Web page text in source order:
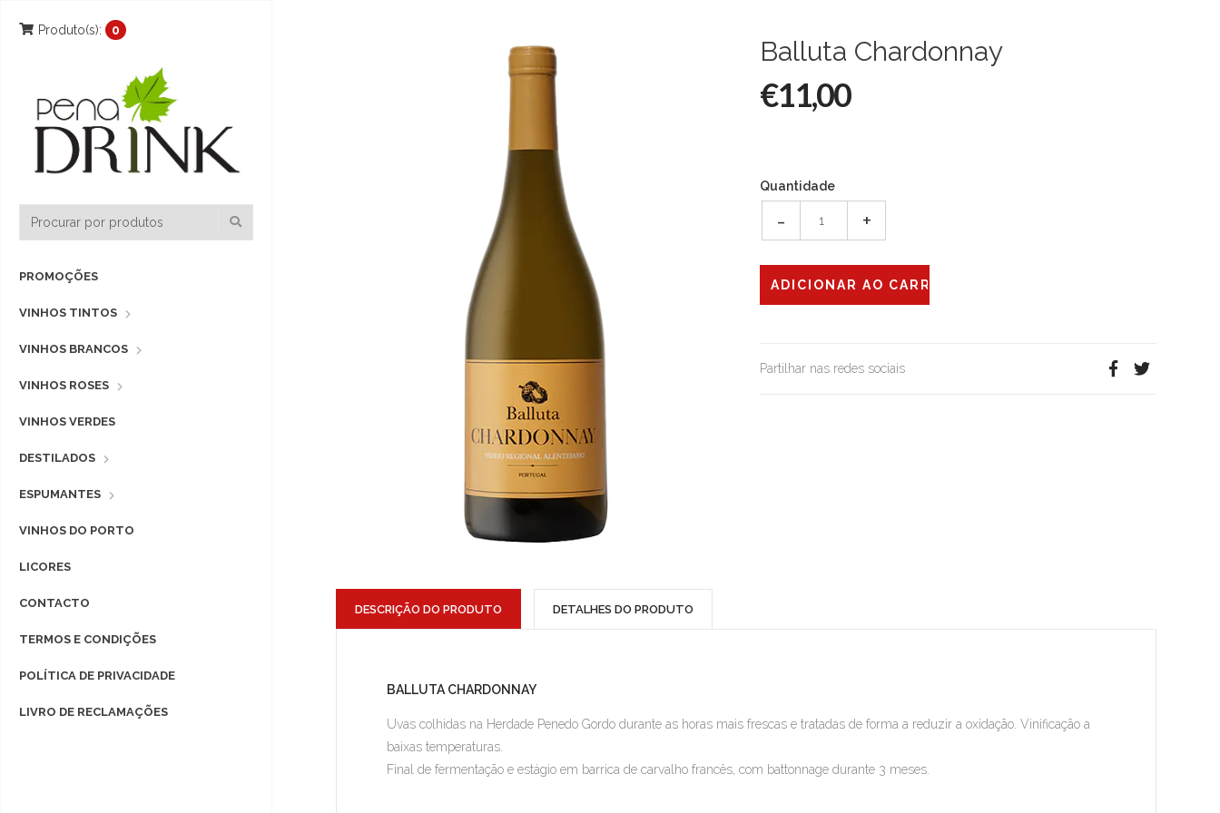
Produto(s): 0
PROMOÇÕES
VINHOS TINTOS
VINHOS BRANCOS
VINHOS ROSES
VINHOS VERDES
DESTILADOS
ESPUMANTES
VINHOS DO PORTO
LICORES
CONTACTO
TERMOS E CONDIÇÕES
POLÍTICA DE PRIVACIDADE
LIVRO DE RECLAMAÇÕES
Balluta Chardonnay
€11,00
Quantidade
- +
Partilhar nas redes sociais
DESCRIÇÃO DO PRODUTO DETALHES DO PRODUTO
BALLUTA CHARDONNAY
Uvas colhidas na Herdade Penedo Gordo durante as horas mais frescas e tratadas de forma a reduzir a oxidação. Vinificação a
baixas temperaturas.
Final de fermentação e estágio em barrica de carvalho francês, com battonnage durante 3 meses.